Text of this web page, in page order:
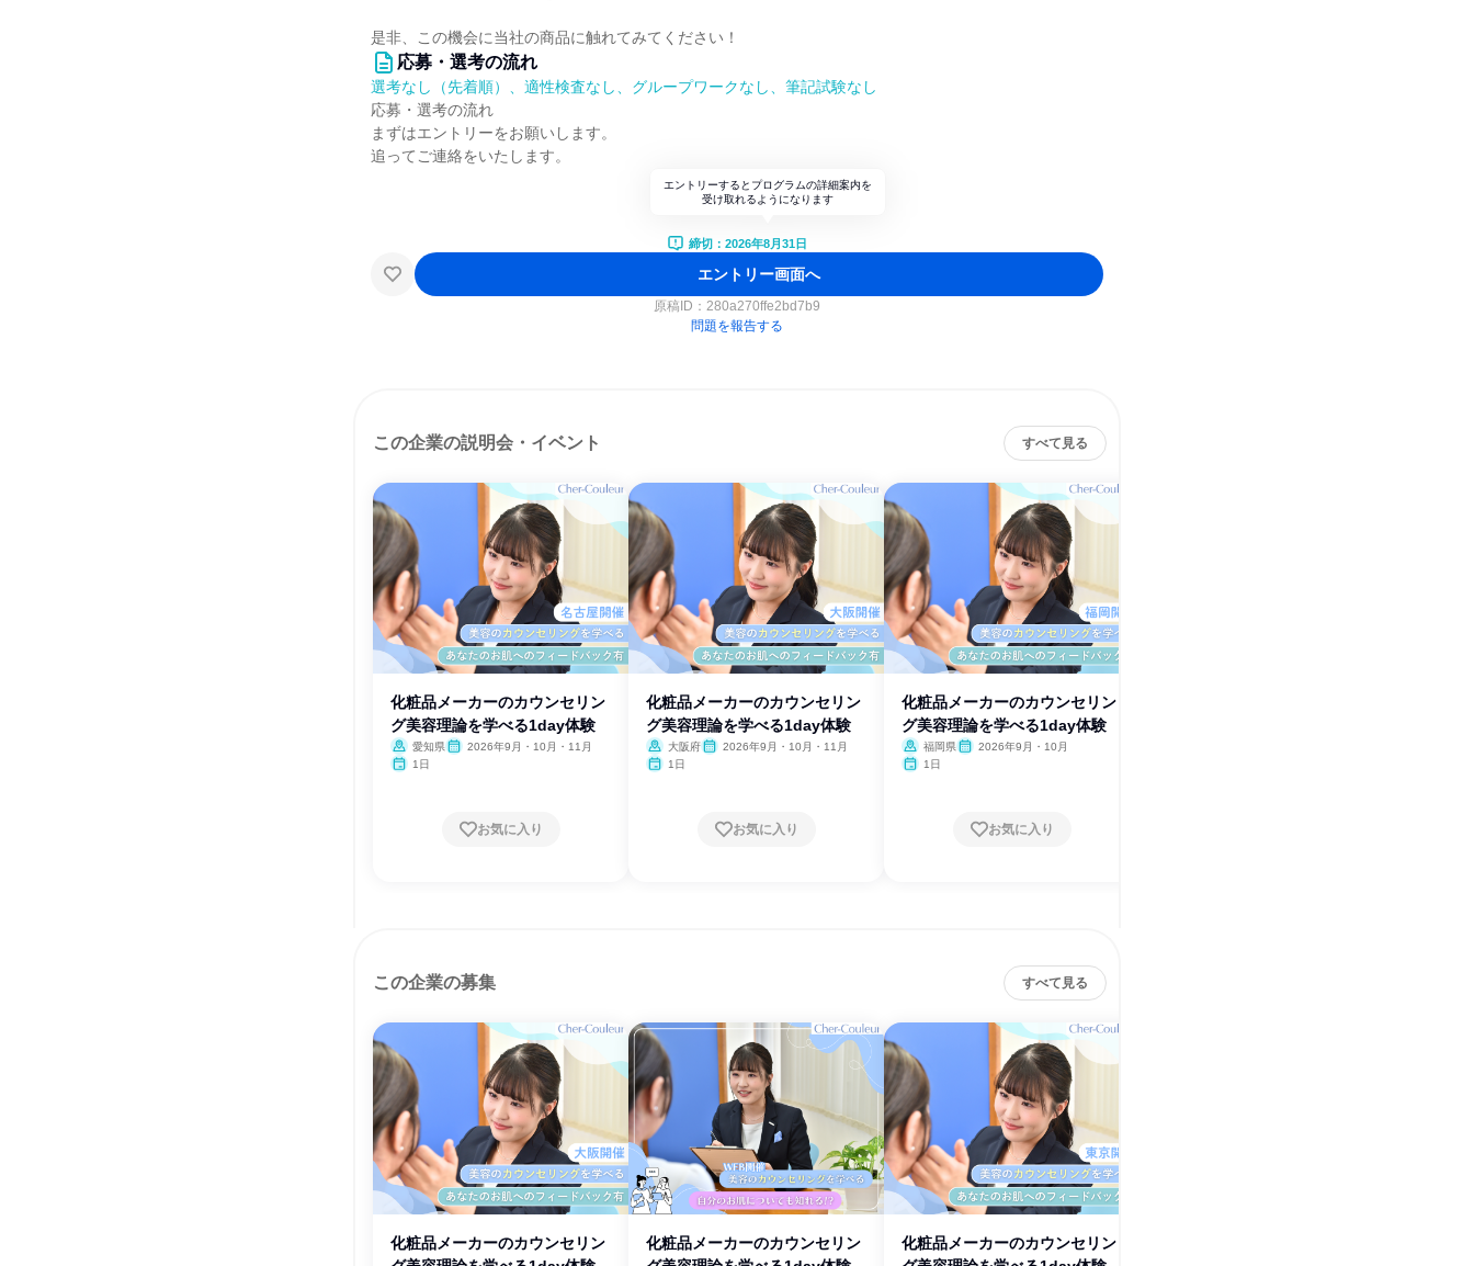
是非、この機会に当社の商品に触れてみてください！
応募・選考の流れ
選考なし（先着順）、適性検査なし、グループワークなし、筆記試験なし
応募・選考の流れ
まずはエントリーをお願いします。
追ってご連絡をいたします。
エントリーするとプログラムの詳細案内を
受け取れるようになります
締切：2026年8月31日
エントリー画面へ
原稿ID： 280a270ffe2bd7b9
問題を報告する
この企業の説明会・イベント すべて見る
化粧品メーカーのカウンセリン
グ美容理論を学べる1day体験
愛知県
2026年9月・10月・11月
1日
お気に入り
化粧品メーカーのカウンセリン
グ美容理論を学べる1day体験
大阪府
2026年9月・10月・11月
1日
お気に入り
化粧品メーカーのカウンセリン
グ美容理論を学べる1day体験
福岡県
2026年9月・10月
1日
お気に入り
この企業の募集 すべて見る
化粧品メーカーのカウンセリン
化粧品メーカーのカウンセリン
化粧品メーカーのカウンセリン